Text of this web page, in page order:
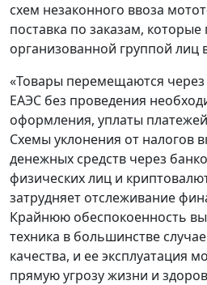
схем незаконного ввоза
поставка по заказам,
организованной группой лиц
«Товары перемещаются
ЕАЭС без проведения
оформления, уплаты
Схемы уклонения от налогов
денежных средств через
физических лиц и
затрудняет отслеживание
Крайнюю обеспокоенность
техника в большинстве
качества, и ее эксплуатация
прямую угрозу жизни и